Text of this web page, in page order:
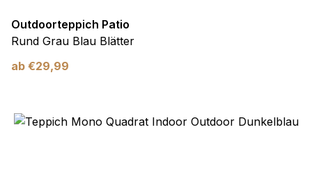
Outdoorteppich Patio
Rund Grau Blau Blätter
ab €29,99